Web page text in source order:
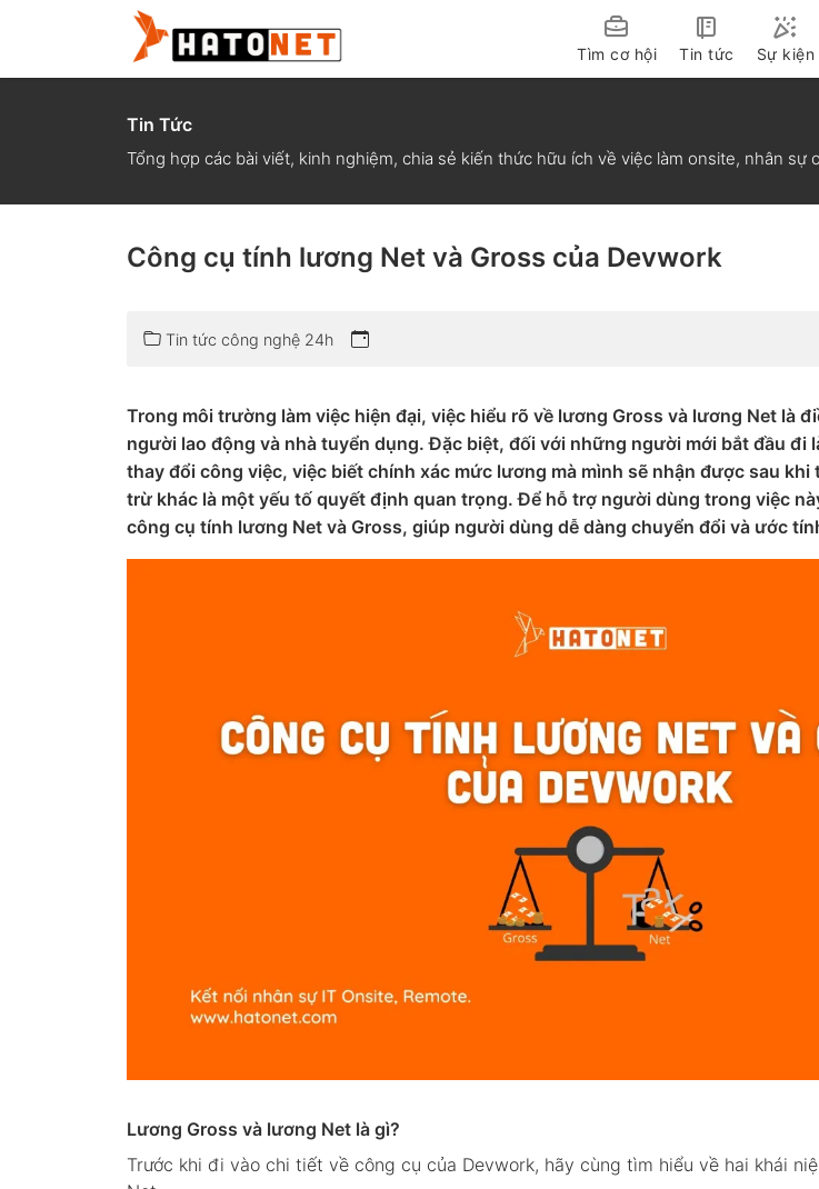
Tìm cơ hội Tin tức
Kỹ năng quản trị
Tin tức công
Sự kiện
Tin Tức
Tổng hợp các bài viết, kinh nghiệm, chia sẻ kiến thức hữu ích về việc làm onsite, nhân sự
Công cụ tính lương Net và Gross của Devwork
Tin tức công nghệ 24h
Trong môi trường làm việc hiện đại, việc hiểu rõ về lương Gross và lương Net là
người lao động và nhà tuyển dụng. Đặc biệt, đối với những người mới bắt đầu đi
thay đổi công việc, việc biết chính xác mức lương mà mình sẽ nhận được sau khi
trừ khác là một yếu tố quyết định quan trọng. Để hỗ trợ người dùng trong việc
công cụ tính lương Net và Gross, giúp người dùng dễ dàng chuyển đổi và ước
Lương Gross và lương Net là gì?
Trước khi đi vào chi tiết về công cụ của Devwork, hãy cùng tìm hiểu về hai khái